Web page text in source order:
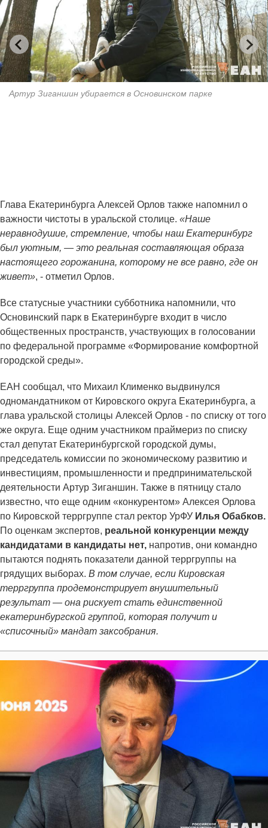
Артур Зиганшин убирается в Основинском парке
Глава Екатеринбурга Алексей Орлов также напомнил о
важности чистоты в уральской столице. «Наше
неравнодушие, стремление, чтобы наш Екатеринбург
был уютным, — это реальная составляющая образа
настоящего горожанина, которому не все равно, где он
живет», - отметил Орлов.
Все статусные участники субботника напомнили, что
Основинский парк в Екатеринбурге входит в число
общественных пространств, участвующих в голосовании
по федеральной программе «Формирование комфортной
городской среды».
ЕАН сообщал, что Михаил Клименко выдвинулся
одномандатником от Кировского округа Екатеринбурга, а
глава уральской столицы Алексей Орлов ‑ по списку от того
же округа. Еще одним участником праймериз по списку
стал депутат Екатеринбургской городской думы,
председатель комиссии по экономическому развитию и
инвестициям, промышленности и предпринимательской
деятельности Артур Зиганшин. Также в пятницу стало
известно, что еще одним «конкурентом» Алексея Орлова
по Кировской терргруппе стал ректор УрФУ Илья Обабков.
По оценкам экспертов, реальной конкуренции между
кандидатами в кандидаты нет, напротив, они командно
пытаются поднять показатели данной терргруппы на
грядущих выборах. В том случае, если Кировская
терргруппа продемонстрирует внушительный
результат — она рискует стать единственной
екатеринбургской группой, которая получит и
«списочный» мандат заксобрания.